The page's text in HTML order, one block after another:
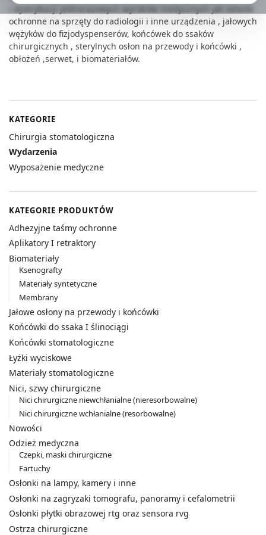
i dystrybucji jednorazowych wyrobów medycznych jak osłonki
ochronne na sprzęty do radiologii i inne urządzenia , jałowych
wężyków do fizjodyspenserów, końcówek do ssaków
chirurgicznych , sterylnych osłon na przewody i końcówki ,
obłożeń ,serwet, i biomateriałów.
KATEGORIE
Chirurgia stomatologiczna
Wydarzenia
Wyposażenie medyczne
KATEGORIE PRODUKTÓW
Adhezyjne taśmy ochronne
Aplikatory I retraktory
Biomateriały
Ksenografty
Materiały syntetyczne
Membrany
Jałowe osłony na przewody i końcówki
Końcówki do ssaka I ślinociągi
Końcówki stomatologiczne
Łyżki wyciskowe
Materiały stomatologiczne
Nici, szwy chirurgiczne
Nici chirurgiczne niewchłanialne (nieresorbowalne)
Nici chirurgiczne wchłanialne (resorbowalne)
Nowości
Odzież medyczna
Czepki, maski chirurgiczne
Fartuchy
Osłonki na lampy, kamery i inne
Osłonki na zagryzaki tomografu, panoramy i cefalometrii
Osłonki płytki obrazowej rtg oraz sensora rvg
Ostrza chirurgiczne